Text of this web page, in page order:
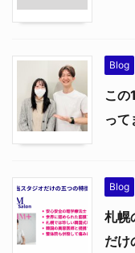
Blog
この
って
Blog
札幌
だけ